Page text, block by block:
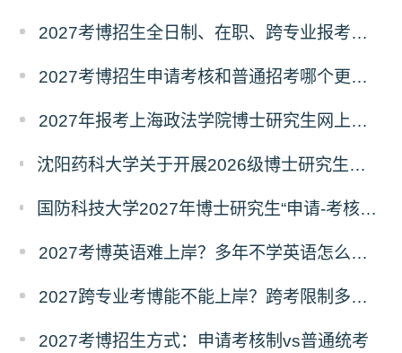
2027考博招生全日制、在职、跨专业报考要求
2027考博招生申请考核和普通招考哪个更好考？
2027年报考上海政法学院博士研究生网上报名公告
沈阳药科大学关于开展2026级博士研究生录取后信息采集及档案调取等相关工作的通知
国防科技大学2027年博士研究生“申请-考核”制招生专业基础笔试考试大纲
2027考博英语难上岸？多年不学英语怎么备考？
2027跨专业考博能不能上岸？跨考限制多不多？
2027考博招生方式：申请考核制vs普通统考